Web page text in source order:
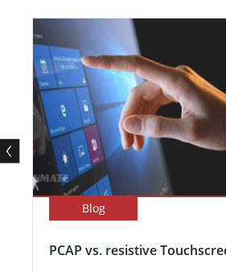
Blog
PCAP vs. resistive